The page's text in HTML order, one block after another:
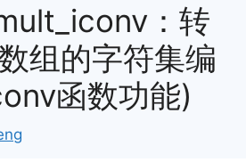
：转
组的字符集编
函数功能)